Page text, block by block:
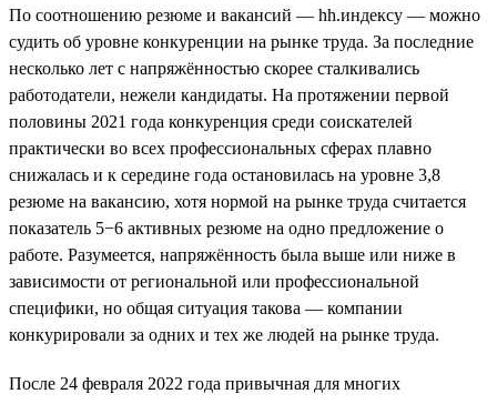
По соотношению резюме и вакансий — hh.индексу — можно
судить об уровне конкуренции на рынке труда. За последние
несколько лет с напряжённостью скорее сталкивались
работодатели, нежели кандидаты. На протяжении первой
половины 2021 года конкуренция среди соискателей
практически во всех профессиональных сферах плавно
снижалась и к середине года остановилась на уровне 3,8
резюме на вакансию, хотя нормой на рынке труда считается
показатель 5−6 активных резюме на одно предложение о
работе. Разумеется, напряжённость была выше или ниже в
зависимости от региональной или профессиональной
специфики, но общая ситуация такова — компании
конкурировали за одних и тех же людей на рынке труда.
После 24 февраля 2022 года привычная для многих